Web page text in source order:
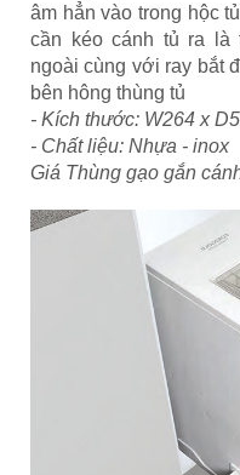
âm hẳn vào trong hộc
cần kéo cánh tủ ra là
ngoài cùng với ray bắt
bên hông thùng tủ
- Kích thước: W264 x
- Chất liệu: Nhựa - inox
Giá Thùng gạo gắn